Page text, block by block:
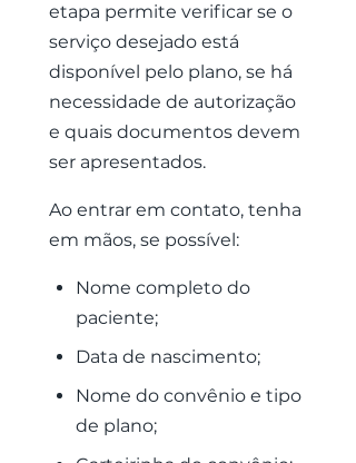
etapa permite verificar se o
serviço desejado está
disponível pelo plano, se há
necessidade de autorização
e quais documentos devem
ser apresentados.
Ao entrar em contato, tenha
em mãos, se possível:
Nome completo do
paciente;
Data de nascimento;
Nome do convênio e tipo
de plano;